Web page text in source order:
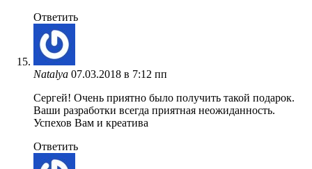
Ответить
Natalya 07.03.2018 в 7:12 пп
Сергей! Очень приятно было получить такой подарок.
Ваши разработки всегда приятная неожиданность.
Успехов Вам и креатива
Ответить